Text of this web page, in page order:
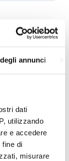
annunci
dati
utilizzando
e accedere
fine di
misurare